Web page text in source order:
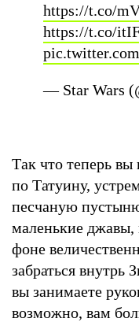
https://t.co/
https://t.co/
— Star Wars
Так что теперь вы
по Татуину,
песчаную
маленькие джавы,
фоне
забраться внутрь
вы занимаете
возможно, вам